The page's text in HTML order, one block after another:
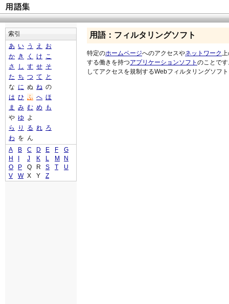
用語：フィルタリングソフト
特定のホームページへのアクセスやネットワーク
する働きを持つアプリケーションソフト のことで
してアクセスを規制するWebフィルタリングソフ
索引
あ い う え
お
か き く け こ
さ
し す せ そ
た ち つ て
と
な に ぬ ね の
は ひ ふ へ ほ
ま
み む め
も
や ゆ よ
ら
り る れ ろ
わ を ん
A
B C D E F
G
H
J K L M
N
O
P Q R S T
U
V
W X Y Z